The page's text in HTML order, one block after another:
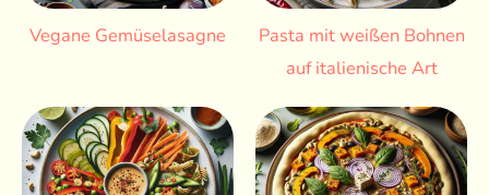
Vegane Gemüselasagne
Pasta mit weißen Bohnen
auf italienische Art